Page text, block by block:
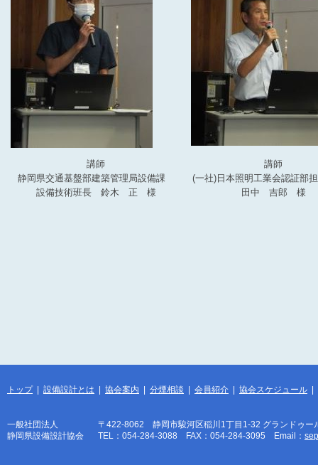
講師
静岡県交通基盤部建築管理局設備課
設備技術班長 鈴木 正 様
講師
(一社)日本照明工業会認証
田中 吉郎 様
トップ | 設備設計とは | 協会案内 | 分煙相談 | 会員紹介 | 協会スケジュール |
一般社団法人
静岡県設備設計協会
〒422-8062 静岡市駿河区稲川1丁目1-32 グランドゥ
TEL：054-284-3088 FAX：054-284-3095 Email：